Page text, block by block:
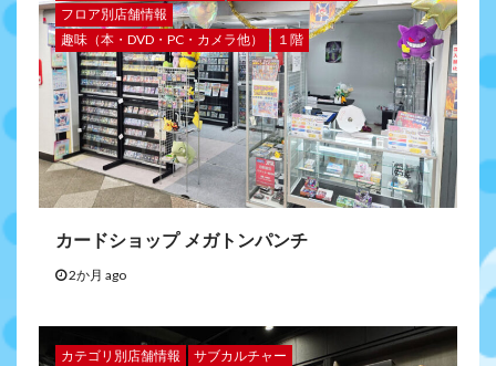
フロア別店舗情報
趣味（本・DVD・PC・カメラ他）
１階
カードショップ メガトンパンチ
2か月 ago
カテゴリ別店舗情報
サブカルチャー